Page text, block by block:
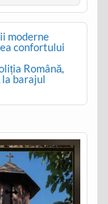
moderne
confortului
Română,
barajul